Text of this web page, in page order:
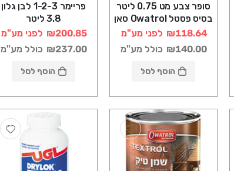
סופר צבע מט 0.75 ליטר
בסיס פסטל Owatrol סאן
דק₪118.64 לפני מע"מ
₪140.00 כולל מע"מ
הוסף לסל
פריימר 1-2-3 לבן גלון
3.8 ליטר
₪200.85 לפני מע"מ
₪237.00 כולל מע"מ
הוסף לסל